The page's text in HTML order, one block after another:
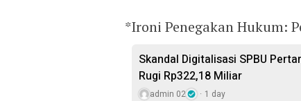
*Ironi Penegakan Hukum:
Skandal Digitalisasi SPBU
Rugi Rp322,18 Miliar
admin 02 1 day